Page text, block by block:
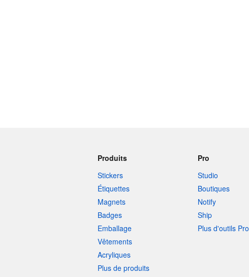
Produits
Stickers
Étiquettes
Magnets
Badges
Emballage
Vêtements
Acryliques
Plus de produits
Pro
Studio
Boutiques
Notify
Ship
Plus d'outils Pro